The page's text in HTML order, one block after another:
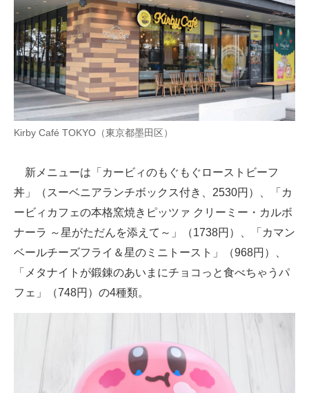
Kirby Café TOKYO（東京都墨田区）
新メニューは「カービィのもぐもぐローストビーフ
丼」（スーベニアランチボックス付き、2530円）、「カ
ービィカフェの本格窯焼きピッツァ クリーミー・カルボ
ナーラ ～星がただんを添えて～」（1738円）、「カマン
ベールチーズフライ＆星のミニトースト」（968円）、
「メタナイトが鍛錬のあいまにチョコっと食べちゃうパ
フェ」（748円）の4種類。